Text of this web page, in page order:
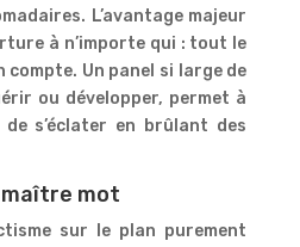
L’avantage majeur
à n’importe qui : tout le
compte. Un panel si large de
ou développer, permet à
s’éclater en brûlant des
maître mot
sur le plan purement